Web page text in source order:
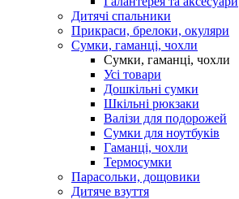
Дитячі спальники
Прикраси, брелоки, окуляри
Сумки, гаманці, чохли
Сумки, гаманці, чохли
Усі товари
Дошкільні сумки
Шкільні рюкзаки
Валізи для подорожей
Сумки для ноутбуків
Гаманці, чохли
Термосумки
Парасольки, дощовики
Дитяче взуття